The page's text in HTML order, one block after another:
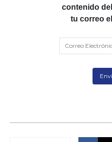
contenido
tu correo